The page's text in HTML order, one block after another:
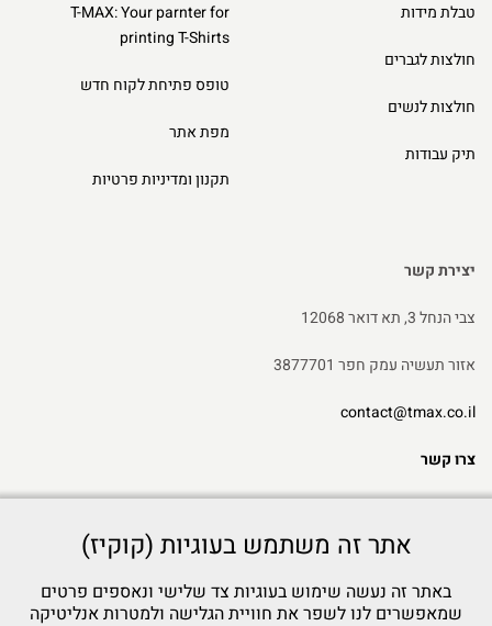
טבלת מידות
חולצות לגברים
חולצות לנשים
תיק עבודות
T-MAX: Your parnter for
printing T-Shirts
טופס פתיחת לקוח חדש
מפת אתר
תקנון ומדיניות פרטיות
יצירת קשר
צבי הנחל 3, תא דואר 12068
אזור תעשיה עמק חפר 3877701
contact@tmax.co.il
צרו קשר
אתר זה משתמש בעוגיות (קוקיז)
באתר זה נעשה שימוש בעוגיות צד שלישי ונאספים פרטים
שמאפשרים לנו לשפר את חוויית הגלישה ולמטרות אנליטיקה